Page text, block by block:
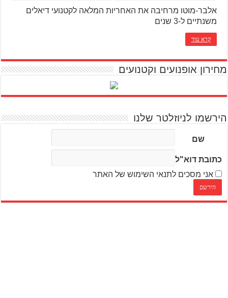
אלבר-מוטו מרחיבה את האחריות המלאה לקטנועי דיאלים
משנתיים ל-3 שנים
קרא עוד
מחירון אופנועים וקטנועים
הירשמו לניוזלטר שלנו
שם
כתובת דוא"ל
אני מסכים לתנאי השימוש של האתר